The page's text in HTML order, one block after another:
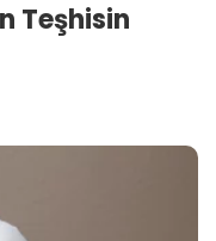
Teşhisin